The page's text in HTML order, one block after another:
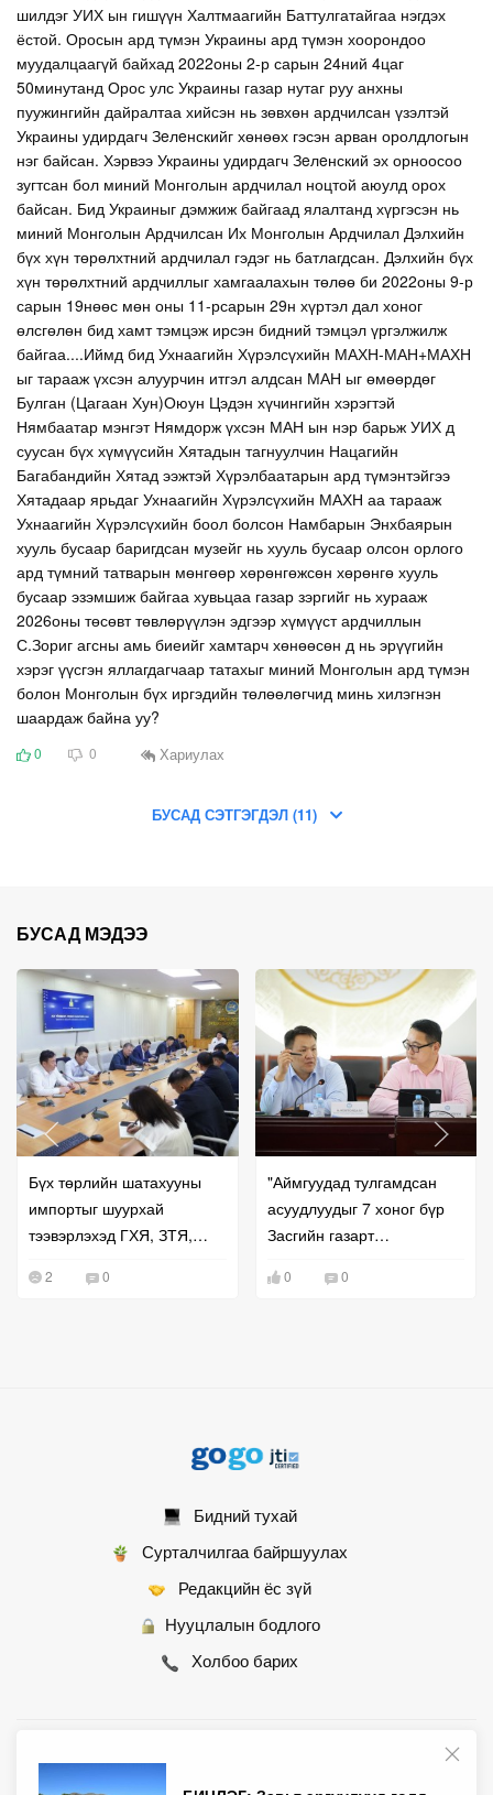
шилдэг УИХ ын гишүүн Халтмаагийн Баттулгатайгаа нэгдэх
ёстой. Оросын ард түмэн Украины ард түмэн хоорондоо
муудалцаагүй байхад 2022оны 2-р сарын 24ний 4цаг
50минутанд Орос улс Украины газар нутаг руу анхны
пуужингийн дайралтаа хийсэн нь зөвхөн ардчилсан үзэлтэй
Украины удирдагч Зeлeнскийг хөнөөх гэсэн арван оролдлогын
нэг байсан. Хэрвээ Украины удирдагч Зeлeнский эх орноосоо
зугтсан бол миний Монголын ардчилал ноцтой аюулд орох
байсан. Бид Украиныг дэмжиж байгаад ялалтанд хүргэсэн нь
миний Монголын Ардчилсан Их Монголын Ардчилал Дэлхийн
бүх хүн төрөлхтний ардчилал гэдэг нь батлагдсан. Дэлхийн бүх
хүн төрөлхтний ардчиллыг хамгаалахын төлөө би 2022оны 9-р
сарын 19нөөс мөн оны 11-рсарын 29н хүртэл дал хоног
өлсгөлөн бид хамт тэмцэж ирсэн бидний тэмцэл үргэлжилж
байгаа....Иймд бид Ухнаагийн Хүрэлсүхийн МАХН-МАН+МАХН
ыг тарааж үхсэн алуурчин итгэл алдсан МАН ыг өмөөрдөг
Булган (Цагаан Хун)Оюун Цэдэн хүчингийн хэрэгтэй
Нямбаатар мэнгэт Нямдорж үхсэн МАН ын нэр барьж УИХ д
суусан бүх хүмүүсийн Хятадын тагнуулчин Нацагийн
Багабандийн Хятад ээжтэй Хүрэлбаатарын ард түмэнтэйгээ
Хятадаар ярьдаг Ухнаагийн Хүрэлсүхийн МАХН аа тарааж
Ухнаагийн Хүрэлсүхийн боол болсон Намбарын Энхбаярын
хууль бусаар баригдсан музейг нь хууль бусаар олсон орлого
ард түмний татварын мөнгөөр хөрөнгөжсөн хөрөнгө хууль
бусаар эзэмшиж байгаа хувьцаа газар зэргийг нь хурааж
2026оны төсөвт төвлөрүүлэн эдгээр хүмүүст ардчиллын
С.Зориг агсны амь биеийг хамтарч хөнөөсөн д нь эрүүгийн
хэрэг үүсгэн яллагдагчаар татахыг миний Монголын ард түмэн
болон Монголын бүх иргэдийн төлөөлөгчид минь хилэгнэн
шаардаж байна уу?
0 0 Хариулах
БУСАД СЭТГЭГДЭЛ (11)
БУСАД МЭДЭЭ
Бүх төрлийн шатахууны
импортыг шуурхай
тээвэрлэхэд ГХЯ, ЗТЯ,
2 0
"Аймгуудад тулгамдсан
асуудлуудыг 7 хоног бүр
Засгийн газарт
шийдвэрлүүлнэ"
0 0
Бидний тухай
Сурталчилгаа байршуулах
Редакцийн ёс зүй
Нууцлалын бодлого
Холбоо барих
© 2007 - 2026 Монгол Контент ХХК • Бүх эрх хуулиар хамгаалагдсан